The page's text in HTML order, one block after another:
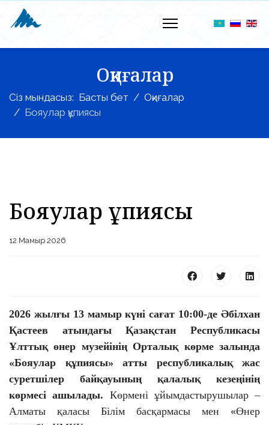
Оқиғалар
Сіз мындасыз: Басты бет
Оқиғалар
Бояулар құпиясы
Бояулар құпиясы
12 Мамыр 2026
2026 жылғы 13 мамыр күні сағат 10:00-де Әбілхан
Қастеев атындағы Қазақстан Республикасы
Ұлттық өнер музейінің Орталық көрме залында
«Бояулар құпиясы» атты республикалық жас
суретшілер байқауының қалалық кезеңінің
көрмесі ашылады. Көрмені ұйымдастырушылар –
Алматы қаласы Білім басқармасы мен «Өнер
97